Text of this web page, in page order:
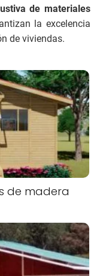
de materiales
la excelencia
de viviendas.
de madera